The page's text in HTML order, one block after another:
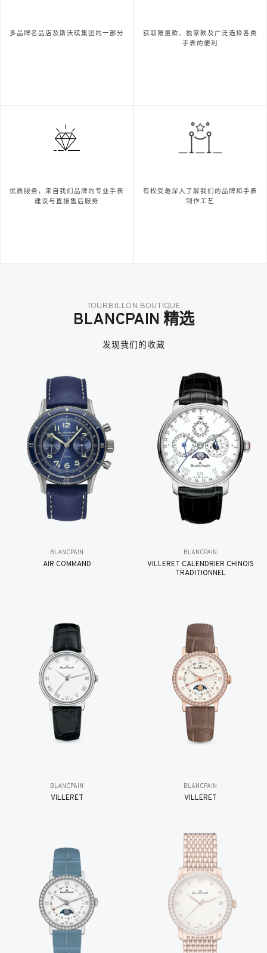
多品牌名品店及斯沃琪集团的一部分
获取限量款、独家款及广泛选择各类
手表的便利
优质服务，来自我们品牌的专业手表
建议与直接售后服务
有权受邀深入了解我们的品牌和手表
制作工艺
TOURBILLON BOUTIQUE
BLANCPAIN 精选
发现我们的收藏
BLANCPAIN
AIR COMMAND
BLANCPAIN
VILLERET CALENDRIER CHINOIS
TRADITIONNEL
BLANCPAIN
VILLERET
BLANCPAIN
VILLERET